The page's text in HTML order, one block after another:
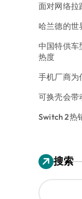
面对网络拉
哈兰德的世
中国特供车
热度
手机厂商为
可换壳会带
Switch 2热
搜索